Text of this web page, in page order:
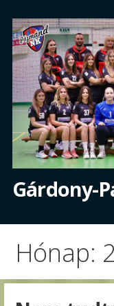
content
Gárdony-
Hónap: